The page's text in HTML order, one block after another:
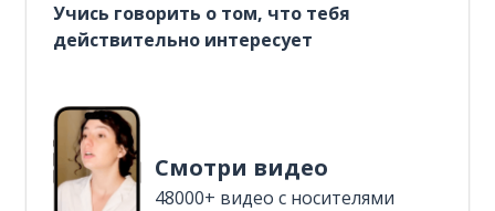
Учись говорить о том, что тебя
действительно интересует
Смотри видео
48000+ видео с носителями